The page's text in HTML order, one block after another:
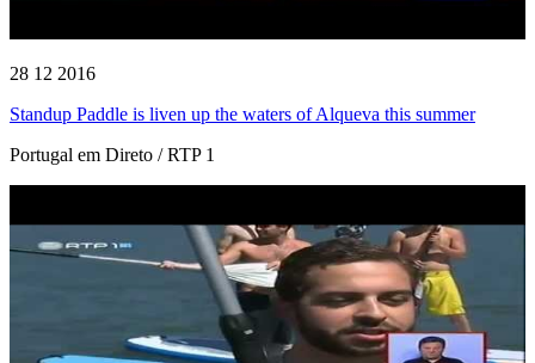
28 12 2016
Standup Paddle is liven up the waters of Alqueva this summer
Portugal em Direto / RTP 1